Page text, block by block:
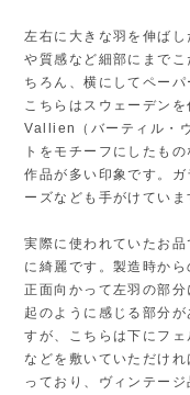
左右に大きな羽を伸ば
や質感など細部にまで
ちろん、横にしてペーパ
こちらはスウェーデン
Vallien（バーティル・
トをモチーフにしたも
作品が多い印象です。
ーズなども手がけていま
実際に使われていたお
に綺麗です。製造時か
正面向かって左羽の部
起のように感じる部分
すが、こちらは下にフ
などを敷いていただけ
っており、ヴィンテー